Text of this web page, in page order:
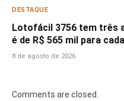
DESTAQUE
Lotofácil 3756 tem três
é de R$ 565 mil para cada
8 de agosto de 2026
Comments are closed.